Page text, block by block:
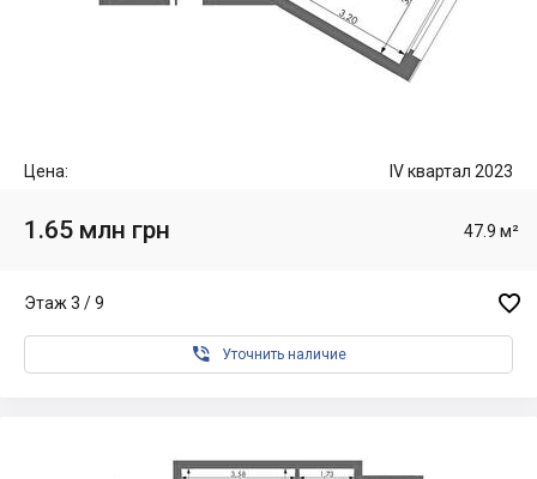
Цена: IV квартал 2023
1.65 млн грн 47.9 м²
Этаж 3 / 9 
 Уточнить наличие